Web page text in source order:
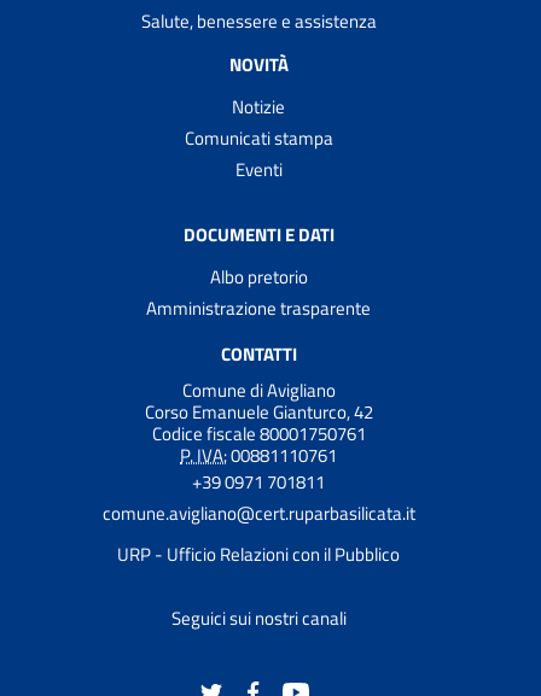
Salute, benessere e assistenza
NOVITÀ
Notizie
Comunicati stampa
Eventi
DOCUMENTI E DATI
Albo pretorio
Amministrazione trasparente
CONTATTI
Comune di Avigliano
Corso Emanuele Gianturco, 42
Codice fiscale 80001750761
P. IVA:00881110761
+39 0971 701811
comune.avigliano@cert.ruparbasilicata.it
URP - Ufficio Relazioni con il Pubblico
Seguici sui nostri canali